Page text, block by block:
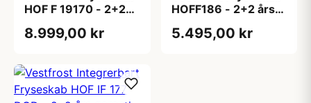
HOF F 19170 - 2+2
8.999,00 kr
HOFF186 - 2+2 års
5.495,00 kr